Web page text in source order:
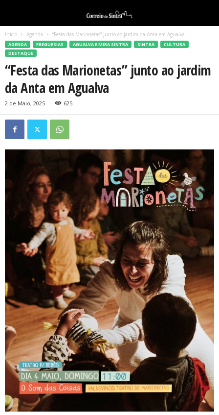
Início Agenda “Festa das Marionetas” junto ao jardim da Anta em Agualva
AGENDA FREGUESIAS AGUALVA E MIRA SINTRA SINTRA
CULTURA
DESTAQUE
“Festa das Marionetas” junto ao jardim
da Anta em Agualva
2 de Maio, 2025 625